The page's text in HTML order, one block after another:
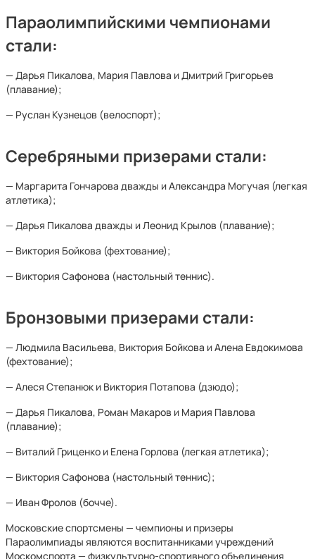
Параолимпийскими чемпионами
стали:
— Дарья Пикалова, Мария Павлова и Дмитрий Григорьев
(плавание);
— Руслан Кузнецов (велоспорт);
Серебряными призерами стали:
— Маргарита Гончарова дважды и Александра Могучая (легкая
атлетика);
— Дарья Пикалова дважды и Леонид Крылов (плавание);
— Виктория Бойкова (фехтование);
— Виктория Сафонова (настольный теннис).
Бронзовыми призерами стали:
— Людмила Васильева, Виктория Бойкова и Алена Евдокимова
(фехтование);
— Алеся Степанюк и Виктория Потапова (дзюдо);
— Дарья Пикалова, Роман Макаров и Мария Павлова
(плавание);
— Виталий Гриценко и Елена Горлова (легкая атлетика);
— Виктория Сафонова (настольный теннис);
— Иван Фролов (бочче).
Московские спортсмены — чемпионы и призеры
Параолимпиады являются воспитанниками учреждений
Москомспорта — физкультурно-спортивного объединения